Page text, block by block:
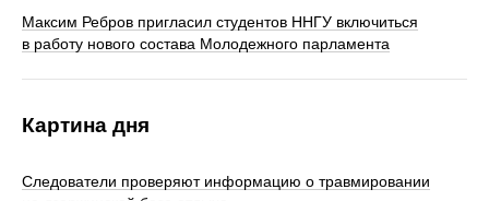
Максим Ребров пригласил студентов ННГУ включиться
в работу нового состава Молодежного парламента
Картина дня
Следователи проверяют информацию о травмировании